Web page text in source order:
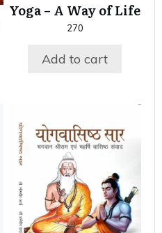
Yoga – A Way of Life
270
Add to cart